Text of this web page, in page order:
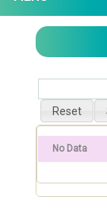
No Data